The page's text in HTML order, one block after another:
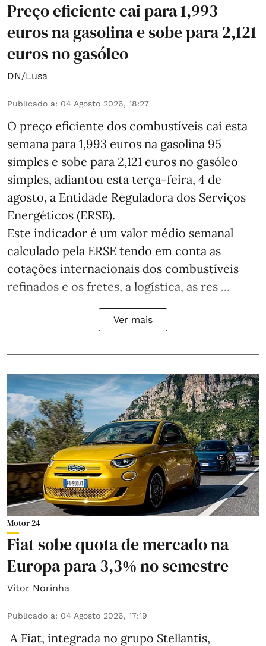
Preço eficiente cai para 1,993
euros na gasolina e sobe para 2,121
euros no gasóleo
DN/Lusa
Publicado a: 04 Agosto 2026, 18:27
O preço eficiente dos combustíveis cai esta
semana para 1,993 euros na gasolina 95
simples e sobe para 2,121 euros no gasóleo
simples, adiantou esta terça-feira, 4 de
agosto, a Entidade Reguladora dos Serviços
Energéticos (ERSE).
Este indicador é um valor médio semanal
calculado pela ERSE tendo em conta as
cotações internacionais dos combustíveis
refinados e os fretes, a logística, as res ...
Ver mais
Motor 24
Fiat sobe quota de mercado na
Europa para 3,3% no semestre
Vítor Norinha
Publicado a: 04 Agosto 2026, 17:19
A Fiat, integrada no grupo Stellantis,